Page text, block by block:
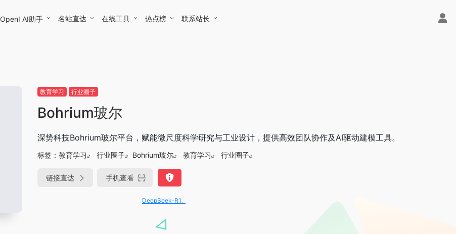
OpenI AI助手 名站直达 在线工具 热点榜 联系站长
教育学习 行业圈子
Bohrium玻尔
深势科技Bohrium玻尔平台，赋能微尺度科学研究与工业设计，提供高效团队协作及AI驱动建模工具。
标签： 教育学习 行业圈子 Bohrium玻尔 教育学习 行业圈子
链接直达 手机查看
DeepSeek-R1、V3满血版免费用！- 字节Trae即可编程又可聊天